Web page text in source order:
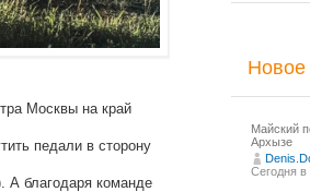
Москвы на край
педали в сторону
А благодаря команде
Новое
Майский
Архызе
Сегодня в